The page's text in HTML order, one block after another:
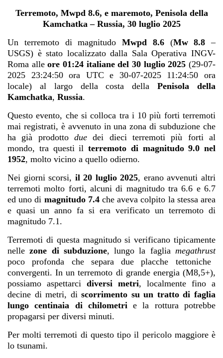
Terremoto, Mwpd 8.6, e maremoto, Penisola della
Kamchatka – Russia, 30 luglio 2025
Un terremoto di magnitudo Mwpd 8.6(Mw 8.8 –
USGS) è stato localizzato dalla Sala Operativa INGV-
Roma alleore 01:24 italiane del 30 luglio 2025(29-07-
2025 23:24:50 ora UTC e 30-07-2025 11:24:50 ora
locale) al largo della costa dellaPenisola della
Kamchatka, Russia.
Questo evento, che si colloca tra i 10 più forti terremoti
mai registrati, è avvenuto in una zona di subduzione che
ha già prodotto due dei dieci terremoti più forti al
mondo, tra questi il terremoto di magnitudo 9.0 nel
1952, molto vicino a quello odierno.
Nei giorni scorsi, il 20 luglio 2025, erano avvenuti altri
terremoti molto forti, alcuni di magnitudo tra 6.6 e 6.7
ed uno di magnitudo 7.4che aveva colpito la stessa area
e quasi un anno fa si era verificato un terremoto di
magnitudo 7.1.
Terremoti di questa magnitudo si verificano tipicamente
nelle zone di subduzione, lungo la faglia megathrust
poco profonda che separa due placche tettoniche
convergenti. In un terremoto di grande energia (M8,5+),
possiamo aspettarci diversi metri, localmente fino a
decine di metri, discorrimento su un tratto di faglia
lungo centinaia di chilometri e la rottura potrebbe
propagarsi per diversi minuti.
Per molti terremoti di questo tipo il pericolo maggiore è
lo tsunami.